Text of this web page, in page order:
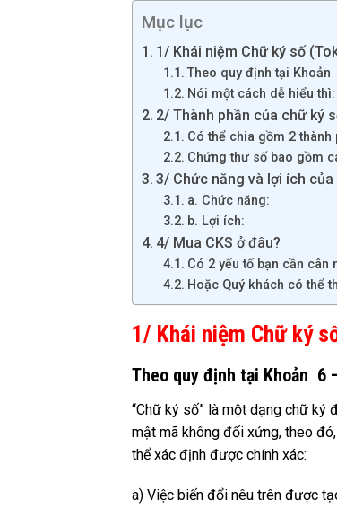
Mục lục
1/ Khái niệm Chữ ký số
Theo quy định tại
Nói một cách dễ hiểu thì:
2/ Thành phần của chữ ký
Có thể chia gồm 2
Chứng thư số bao gồm
3/ Chức năng và lợi ích
a. Chức năng:
b. Lợi ích:
4/ Mua CKS ở đâu?
Có 2 yếu tố bạn cần
Hoặc Quý khách có thể
1/ Khái niệm Chữ ký
Theo quy định tại Khoản 6
“Chữ ký số” là một dạng chữ
mật mã không đối xứng, theo
thể xác định được chính xác:
a) Việc biến đổi nêu trên được